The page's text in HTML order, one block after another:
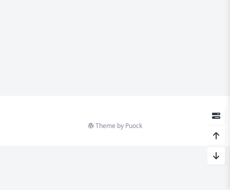
Theme by Puock